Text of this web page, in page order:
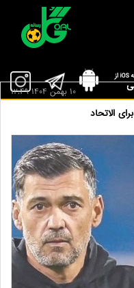
الاتحاد
10 بهمن 1404 12:49